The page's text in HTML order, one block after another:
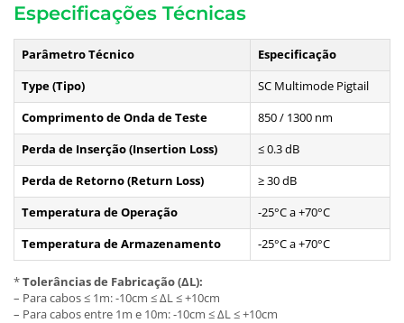
Especificações Técnicas
Parâmetro Técnico Especificação
Type (Tipo) SC Multimode Pigtail
Comprimento de Onda de Teste 850 / 1300 nm
Perda de Inserção (Insertion Loss) ≤ 0.3 dB
Perda de Retorno (Return Loss) ≥ 30 dB
Temperatura de Operação -25°C a +70°C
Temperatura de Armazenamento -25°C a +70°C
*Tolerâncias de Fabricação (ΔL):
– Para cabos ≤ 1m: -10cm ≤ ΔL ≤ +10cm
– Para cabos entre 1m e 10m: -10cm ≤ ΔL ≤ +10cm